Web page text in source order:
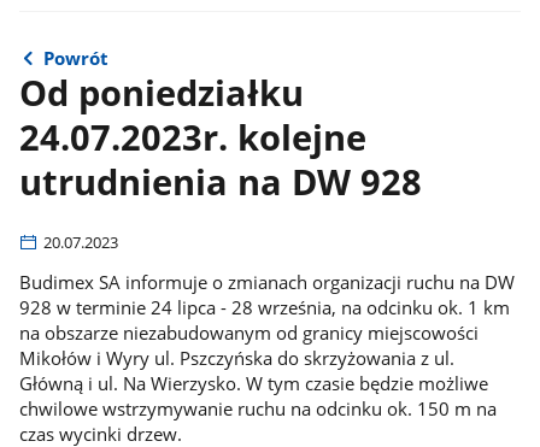
Powrót
Od poniedziałku
24.07.2023r. kolejne
utrudnienia na DW 928
20.07.2023
Budimex SA informuje o zmianach organizacji ruchu na DW
928 w terminie 24 lipca - 28 września, na odcinku ok. 1 km
na obszarze niezabudowanym od granicy miejscowości
Mikołów i Wyry ul. Pszczyńska do skrzyżowania z ul.
Główną i ul. Na Wierzysko. W tym czasie będzie możliwe
chwilowe wstrzymywanie ruchu na odcinku ok. 150 m na
czas wycinki drzew.